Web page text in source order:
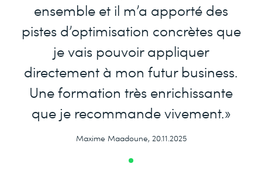
ensemble et il m’a apporté des
pistes d’optimisation concrètes que
je vais pouvoir appliquer
directement à mon futur business.
Une formation très enrichissante
que je recommande vivement.»
Maxime Maadoune, 20.11.2025